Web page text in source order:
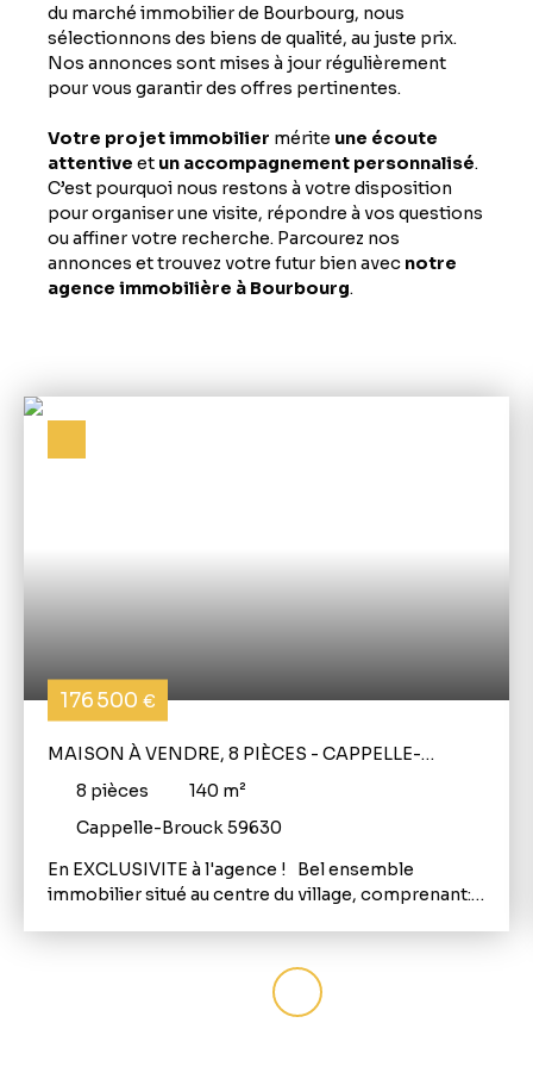
du marché immobilier de Bourbourg, nous
sélectionnons des biens de qualité, au juste prix.
Nos annonces sont mises à jour régulièrement
pour vous garantir des offres pertinentes.
Votre projet immobilier mérite une écoute
attentive et un accompagnement personnalisé.
C’est pourquoi nous restons à votre disposition
pour organiser une visite, répondre à vos questions
ou affiner votre recherche. Parcourez nos
annonces et trouvez votre futur bien avec notre
agence immobilière à Bourbourg.
176 500 €
MAISON À VENDRE, 8 PIÈCES - CAPPELLE-
BROUCK 59630
8 pièces 140 m²
Cappelle-Brouck 59630
En EXCLUSIVITE à l'agence ! Bel ensemble
immobilier situé au centre du village, comprenant:
entrée, salon, salle à manger, cuisine, salle de bains,
bureau, WC, 1 chambre en RDC. A l'étage: palier
desservant 2 chambres, grenier. -1 appartement